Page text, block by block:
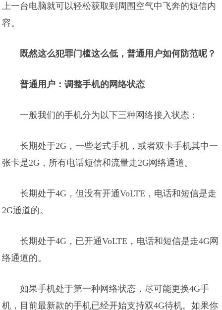
上一台电脑就可以轻松获取到周围空气中飞奔的短信内
容。
既然这么犯罪门槛这么低，普通用户如何防范呢？
普通用户：调整手机的网络状态
一般我们的手机分为以下三种网络接入状态：
长期处于2G，一些老式手机，或者双卡手机其中一
张卡是2G，所有电话短信和流量走2G网络通道。
长期处于4G，但没有开通VoLTE，电话和短信是走
2G通道的。
长期处于4G，已开通VoLTE，电话和短信是走4G网
络通道的。
如果手机处于第一种网络状态，尽可能更换4G手
机，目前最新款的手机已经开始支持双4G待机。如果你